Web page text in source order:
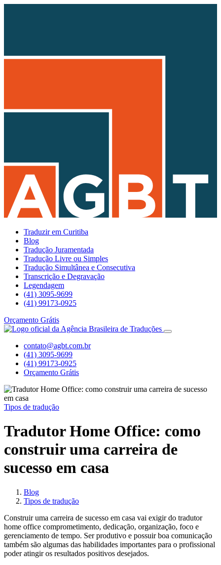
Traduzir em Curitiba
Blog
Tradução Juramentada
Tradução Livre ou Simples
Tradução Simultânea e Consecutiva
Transcrição e Degravação
Legendagem
(41) 3095-9699
(41) 99173-0925
Orçamento Grátis
contato@agbt.com.br
(41) 3095-9699
(41) 99173-0925
Orçamento Grátis
Tipos de tradução
Tradutor Home Office: como
construir uma carreira de
sucesso em casa
Blog
Tipos de tradução
Construir uma carreira de sucesso em casa vai exigir do tradutor
home office comprometimento, dedicação, organização, foco e
gerenciamento de tempo. Ser produtivo e possuir boa comunicação
também são algumas das habilidades importantes para o profissional
poder atingir os resultados positivos desejados.